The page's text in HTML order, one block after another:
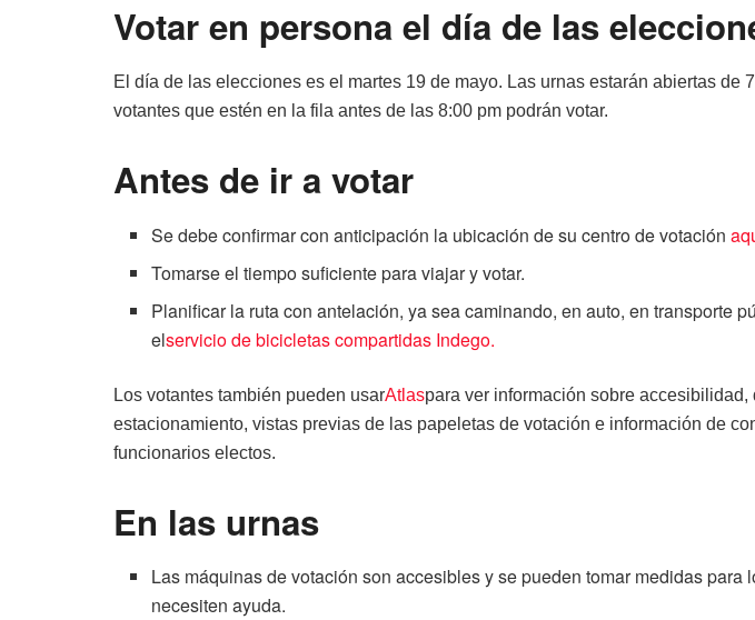
Votar en persona el día de las
El día de las elecciones es el martes 19 de mayo. Las urnas estarán abiertas de
votantes que estén en la fila antes de las 8:00 pm podrán votar.
Antes de ir a votar
Se debe confirmar con anticipación la ubicación de su centro de votación
Tomarse el tiempo suficiente para viajar y votar.
Planificar la ruta con antelación, ya sea caminando, en auto, en transporte
elservicio de bicicletas compartidas Indego.
Los votantes también pueden usarAtlaspara ver información sobre accesibilidad,
estacionamiento, vistas previas de las papeletas de votación e información de
funcionarios electos.
En las urnas
Las máquinas de votación son accesibles y se pueden tomar medidas para
necesiten ayuda.